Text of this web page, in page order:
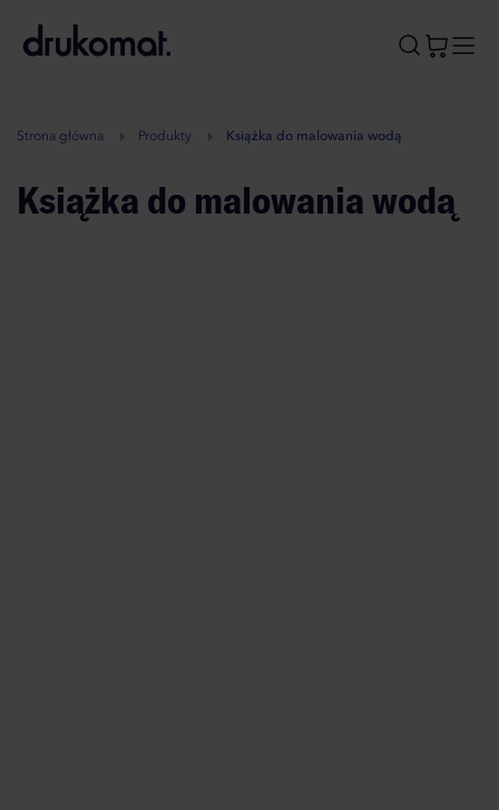
A
Strona główna Produkty Książka do malowania wodą
Książka do malowania wodą